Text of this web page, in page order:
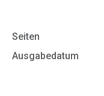
Seiten
Ausgabedatum